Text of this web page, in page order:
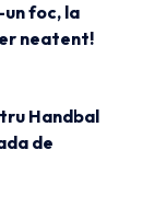
foc, la
neatent!
Handbal
de